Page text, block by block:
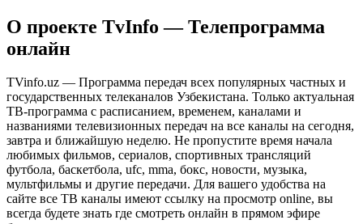
О проекте TvInfo — Телепрограмма
онлайн
TVinfo.uz — Программа передач всех популярных частных и
государственных телеканалов Узбекистана. Только актуальная
ТВ-программа с расписанием, временем, каналами и
названиями телевизионных передач на все каналы на сегодня,
завтра и ближайшую неделю. Не пропустите время начала
любимых фильмов, сериалов, спортивных трансляций
футбола, баскетбола, ufc, mma, бокс, новости, музыка,
мультфильмы и другие передачи. Для вашего удобства на
сайте все ТВ каналы имеют ссылку на просмотр online, вы
всегда будете знать где смотреть онлайн в прямом эфире